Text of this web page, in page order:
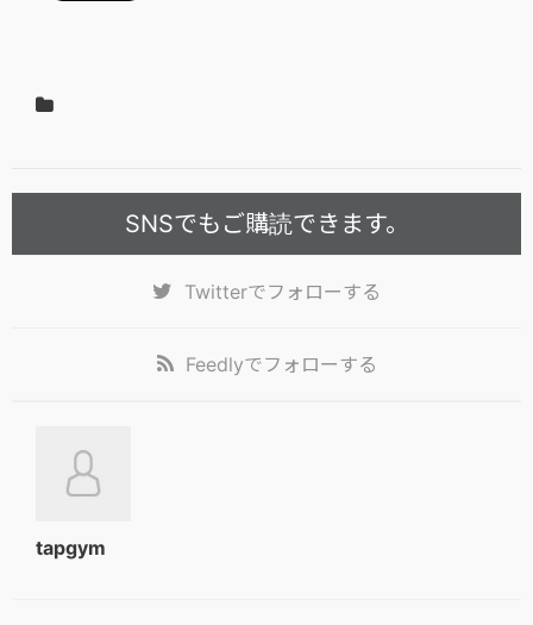
SNSでもご購読できます。
Twitterでフォローする
Feedlyでフォローする
tapgym